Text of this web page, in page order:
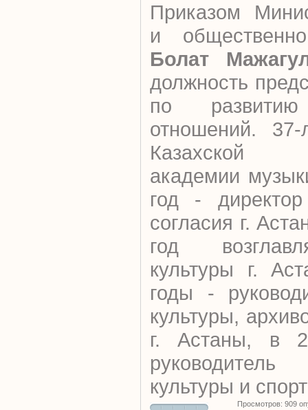
Приказом
и
Болат
должность
по развитию
отношений. 37-
Казахской
академии
год -
согласия г.
год
культуры г.
годы -
культуры,
г. Астаны, в
культуры и
Просмотров: 909